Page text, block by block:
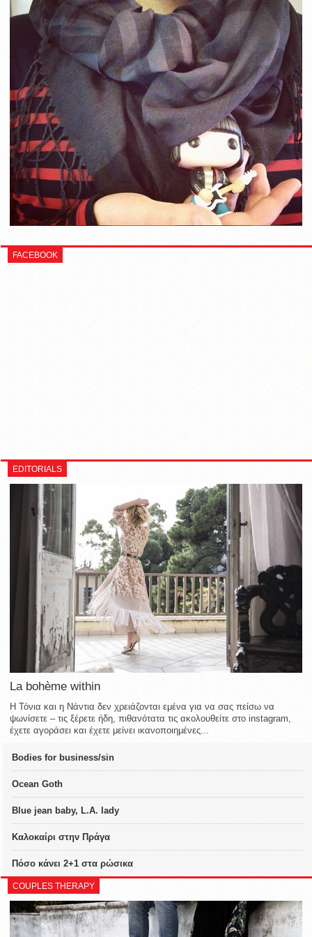
FACEBOOK
EDITORIALS
La bohème within
Η Τόνια και η Νάντια δεν χρειάζονται εμένα για να σας πείσω να
ψωνίσετε – τις ξέρετε ήδη, πιθανότατα τις ακολουθείτε στο instagram,
έχετε αγοράσει και έχετε μείνει ικανοποιημένες...
Bodies for business/sin
Ocean Goth
Blue jean baby, L.A. lady
Καλοκαίρι στην Πράγα
Πόσο κάνει 2+1 στα ρώσικα
COUPLES THERAPY